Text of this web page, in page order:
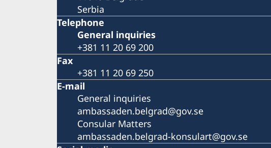
Serbia
Telephone
General inquiries
+381 11 20 69 200
Fax
+381 11 20 69 250
E-mail
General inquiries
ambassaden.belgrad@gov.se
Consular Matters
ambassaden.belgrad-konsulart@gov.se